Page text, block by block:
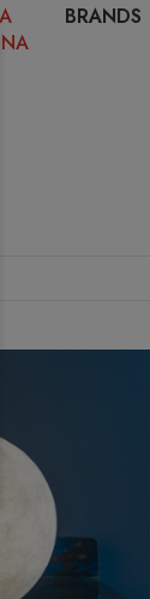
BRANDS